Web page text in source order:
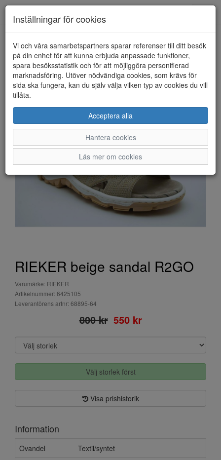
HEM RIEKER
RIEKER beige sandal R2GO
Varumärke: RIEKER
Artikelnummer: 6425105
Leverantörens artnr: 68895-64
800 kr 550 kr
Välj storlek först
Visa prishistorik
Information
Ovandel
Textil/syntet
Inställningar för cookies
Vi och våra samarbetspartners sparar referenser till ditt besök
på din enhet för att kunna erbjuda anpassade funktioner,
spara besöksstatistik och för att möjliggöra personifierad
marknadsföring. Utöver nödvändiga cookies, som krävs för
sida ska fungera, kan du själv välja vilken typ av cookies du vill
tillåta.
Acceptera alla
Hantera cookies
Läs mer om cookies